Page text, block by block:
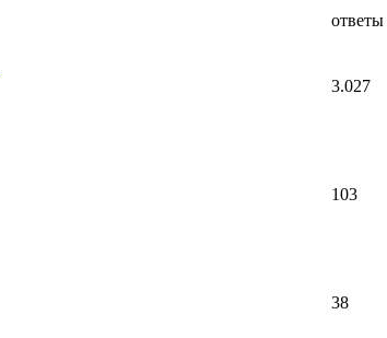
ответы
3.027
103
38